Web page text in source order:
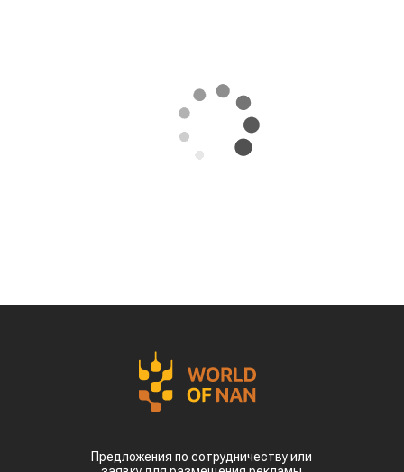
Предложения по сотрудничеству или